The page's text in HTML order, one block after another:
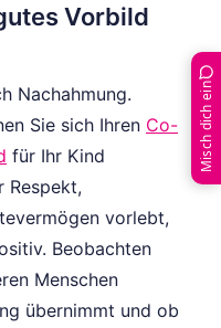
Vorbild
Nachahmung.
Sie sich Ihren Co-
für Ihr Kind
Respekt,
vorlebt,
Beobachten
Menschen
übernimmt und ob
Misch dich ein